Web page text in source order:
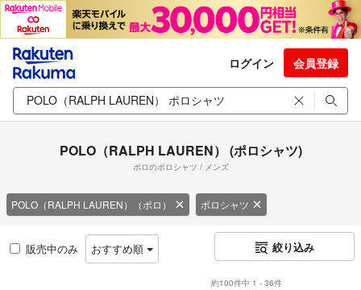
ログイン 会員登録
POLO（RALPH LAUREN） (ポロシャツ)
ポロのポロシャツ / メンズ
POLO（RALPH LAUREN）（ポロ） ポロシャツ
販売中のみ おすすめ順 絞り込み
約100件中 1 - 36件